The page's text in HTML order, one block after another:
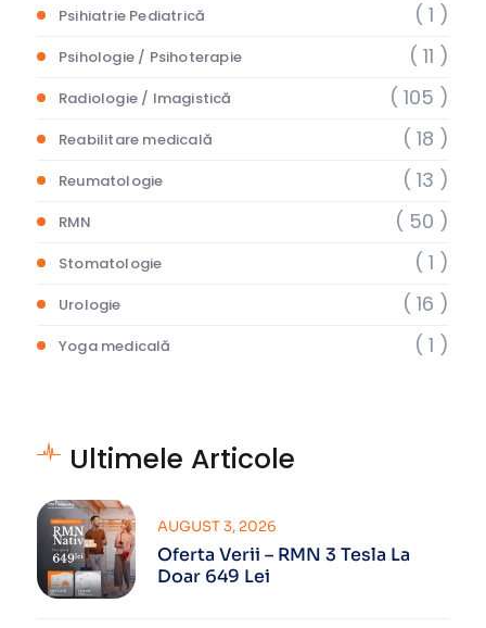
Psihiatrie Pediatrică ( 1 )
Psihologie / Psihoterapie ( 11 )
Radiologie / Imagistică ( 105 )
Reabilitare medicală ( 18 )
Reumatologie ( 13 )
RMN ( 50 )
Stomatologie ( 1 )
Urologie ( 16 )
Yoga medicală ( 1 )
Ultimele Articole
Oferta Verii – RMN 3 Tesla La
Doar 649 Lei
AUGUST 3, 2026